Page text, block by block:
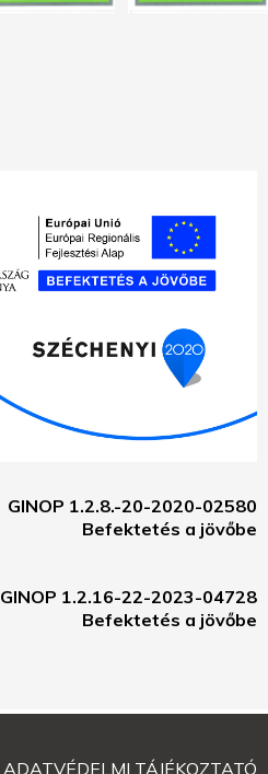
GINOP 1.2.8.-20-2020-02580
Befektetés a jövőbe
GINOP 1.2.16-22-2023-04728
Befektetés a jövőbe
ADATVÉDELMI TÁJÉKOZTATÓ